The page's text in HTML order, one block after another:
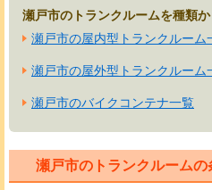
瀬戸市のトランクルームを種類
瀬戸市の屋内型トランクルーム
瀬戸市の屋外型トランクルーム
瀬戸市のバイクコンテナ一覧
瀬戸市のトランクルーム